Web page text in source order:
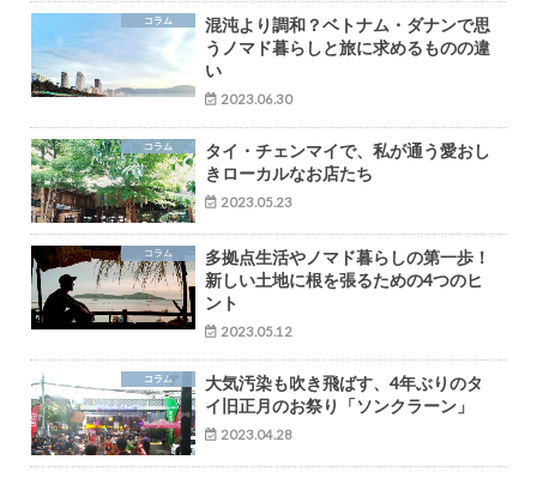
コラム
混沌より調和？ベトナム・ダナンで思
うノマド暮らしと旅に求めるものの違
い
2023.06.30
コラム
タイ・チェンマイで、私が通う愛おし
きローカルなお店たち
2023.05.23
コラム
多拠点生活やノマド暮らしの第一歩！
新しい土地に根を張るための4つのヒ
ント
2023.05.12
コラム
大気汚染も吹き飛ばす、4年ぶりのタ
イ旧正月のお祭り「ソンクラーン」
2023.04.28